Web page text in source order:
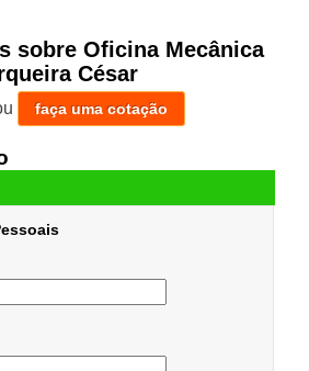
sobre Oficina Mecânica
César
faça uma cotação